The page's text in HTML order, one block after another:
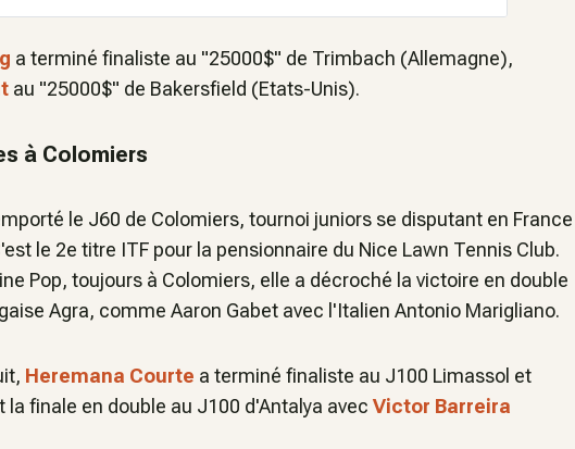
a terminé finaliste au "25000$" de Trimbach (Allemagne),
au "25000$" de Bakersfield (Etats-Unis).
à Colomiers
le J60 de Colomiers, tournoi juniors se disputant en France
le 2e titre ITF pour la pensionnaire du Nice Lawn Tennis Club.
Pop, toujours à Colomiers, elle a décroché la victoire en double
Agra, comme Aaron Gabet avec l'Italien Antonio Marigliano.
Heremana Courte a terminé finaliste au J100 Limassol et
la finale en double au J100 d'Antalya avec Victor Barreira